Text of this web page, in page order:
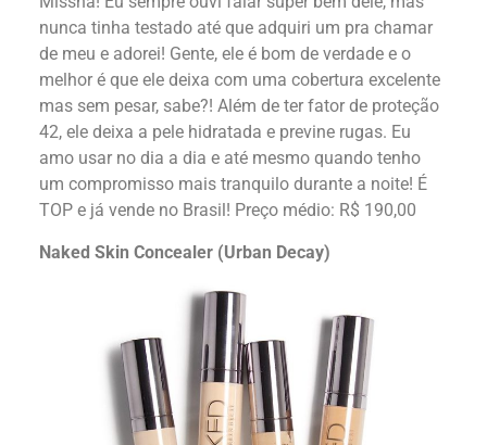
nunca tinha testado até que adquiri um pra chamar
de meu e adorei! Gente, ele é bom de verdade e o
melhor é que ele deixa com uma cobertura excelente
mas sem pesar, sabe?! Além de ter fator de proteção
42, ele deixa a pele hidratada e previne rugas. Eu
amo usar no dia a dia e até mesmo quando tenho
um compromisso mais tranquilo durante a noite! É
TOP e já vende no Brasil! Preço médio: R$ 190,00
Naked Skin Concealer (Urban Decay)